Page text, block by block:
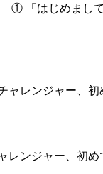
① 「はじめまして
レンジャー、